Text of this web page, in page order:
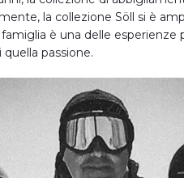
la collezione Söll si è
è una delle esperienze
passione.